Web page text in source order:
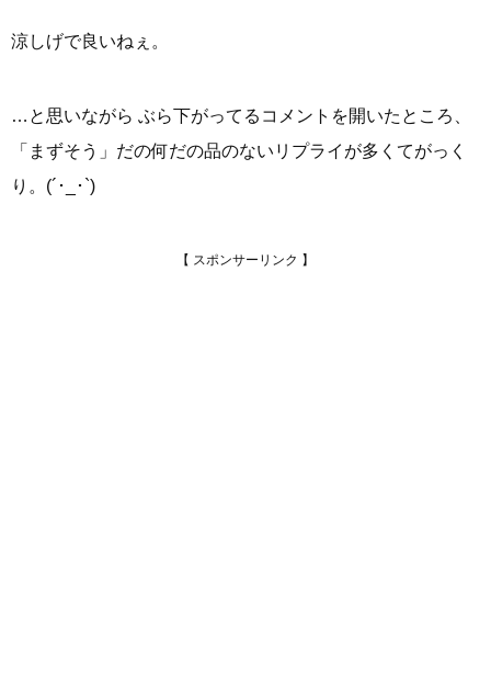
涼しげで良いねぇ。
…と思いながら ぶら下がってるコメントを開いたところ、
「まずそう」だの何だの品のないリプライが多くてがっく
り。(´･_･`)